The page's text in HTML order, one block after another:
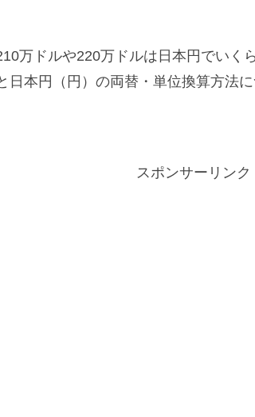
万ドルや220万ドルは日本円でいく
日本円（円）の両替・単位換算方法に
スポンサーリンク